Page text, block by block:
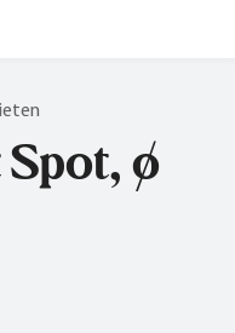
ø